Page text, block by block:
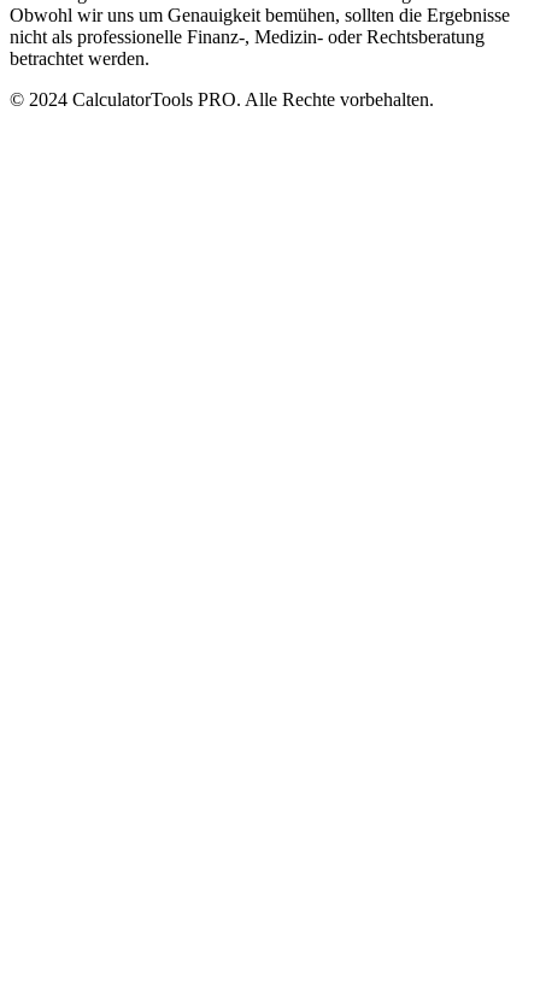
Obwohl wir uns um Genauigkeit bemühen, sollten die Ergebnisse
nicht als professionelle Finanz-, Medizin- oder Rechtsberatung
betrachtet werden.
© 2024 CalculatorTools PRO. Alle Rechte vorbehalten.